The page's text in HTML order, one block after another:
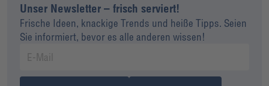
Unser Newsletter – frisch serviert!
Frische Ideen, knackige Trends und heiße Tipps. Seien
Sie informiert, bevor es alle anderen wissen!